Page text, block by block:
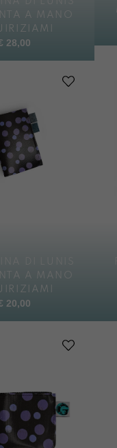
A MANO
28,00
A MANO
20,00